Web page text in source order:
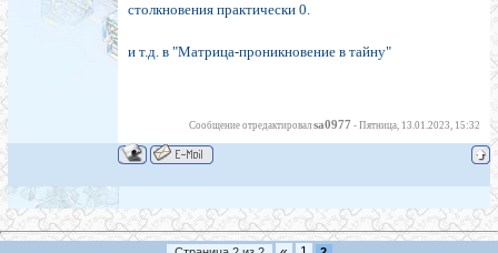
столкновения практически 0.
и т.д. в "Матрица-проникновение в тайну"
Сообщение отредактировал sa0977 - Пятница, 13.01.2023, 15:32